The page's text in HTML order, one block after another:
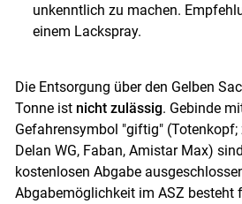
unkenntlich zu machen.
einem Lackspray.
Die Entsorgung über den Gelben
Tonne ist nicht zulässig. Gebinde
Gefahrensymbol "giftig" (Totenkopf;
Delan WG, Faban, Amistar Max)
kostenlosen Abgabe
Abgabemöglichkeit im ASZ besteht